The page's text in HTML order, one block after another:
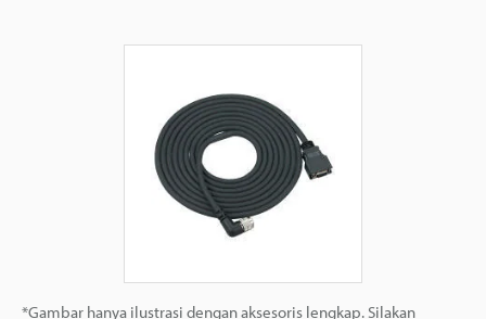
*Gambar hanya ilustrasi dengan aksesoris lengkap. Silakan